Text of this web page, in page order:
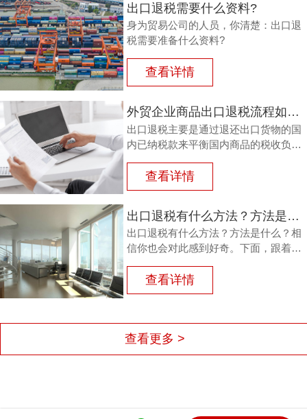
出口退税需要什么资料?
身为贸易公司的人员，你清楚：出口退
税需要准备什么资料?
查看详情
外贸企业商品出口退税流程如何？鸿裕以鞋业公司申请出口退税为例
出口退税主要是通过退还出口货物的国
内已纳税款来平衡国内商品的税收负
品出口退税流程如何？能退多少？广州
鸿裕财税以下用案例说明。
查看详情
出口退税有什么方法？方法是什么？
出口退税有什么方法？方法是什么？相
信你也会对此感到好奇。下面，跟着广
查看详情
查看更多 >